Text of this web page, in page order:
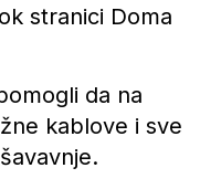
stranici Doma
da na
kablove i sve